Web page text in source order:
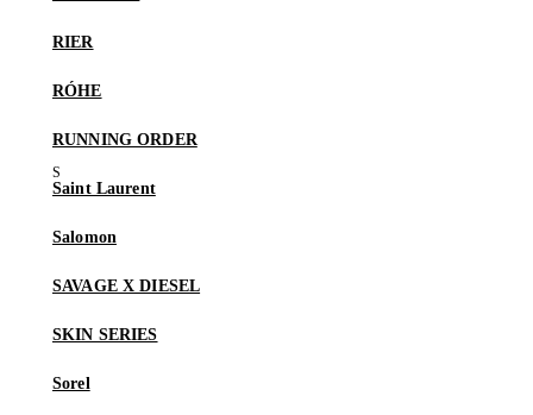
RIER
RÓHE
RUNNING ORDER
Saint Laurent
Salomon
SAVAGE X DIESEL
SKIN SERIES
Sorel